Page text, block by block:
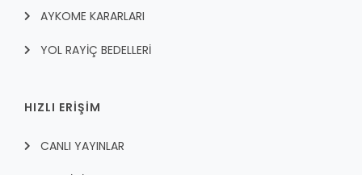
AYKOME KARARLARI
YOL RAYİÇ BEDELLERİ
HIZLI ERİŞİM
CANLI YAYINLAR